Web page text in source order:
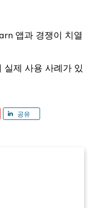
앱과 경쟁이 치열
제 사용 사례가 있
공유